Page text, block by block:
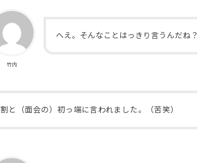
竹内
へえ。そんなことはっきり言うんだね？
割と（面会の）初っ端に言われました。（苦笑）